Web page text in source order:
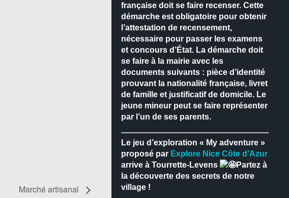
Marché artisanal
française doit se faire recenser. Cette
démarche est obligatoire pour obtenir
l’attestation de recensement,
nécessaire pour passer les examens
et concours d’État.La démarche doit
se faire à la mairie avec les
documents suivants : pièce d’identité
prouvant la nationalité française, livret
de famille et justificatif de domicile.Le
jeune mineur peut se faire représenter
par l’un de ses parents.
Le jeu d’exploration « My adventure »
proposé par Explore Nice Côte d’Azur
arrive à Tourrette-Levens
Partez à
la découverte des secrets de notre
village !